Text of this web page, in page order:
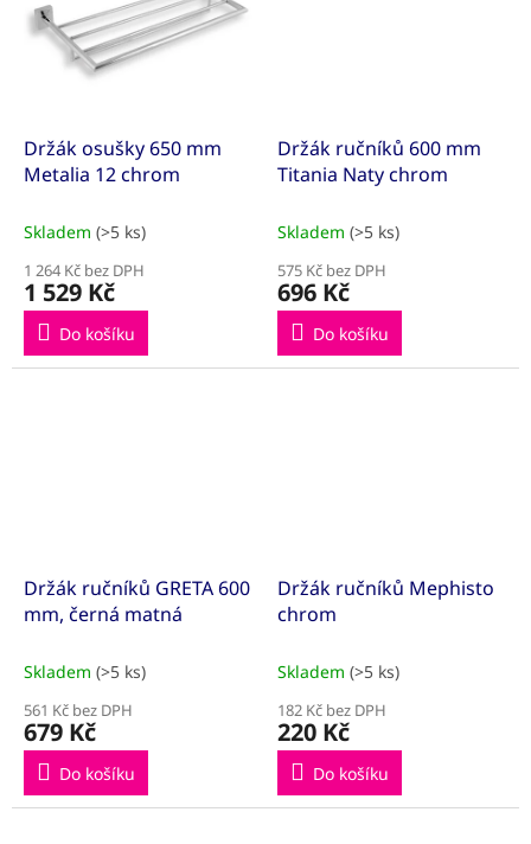
Držák osušky 650 mm
Metalia 12 chrom
Skladem (>5 ks)
1 264 Kč bez DPH
1 529 Kč
Do košíku
Držák ručníků 600 mm
Titania Naty chrom
Skladem (>5 ks)
575 Kč bez DPH
696 Kč
Do košíku
Držák ručníků GRETA 600
mm, černá matná
Skladem (>5 ks)
561 Kč bez DPH
679 Kč
Do košíku
Držák ručníků Mephisto
chrom
Skladem (>5 ks)
182 Kč bez DPH
220 Kč
Do košíku